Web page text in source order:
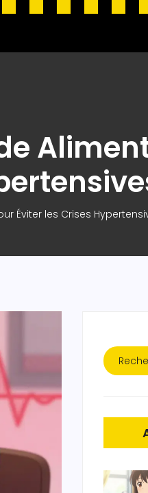
Éviter les Crises